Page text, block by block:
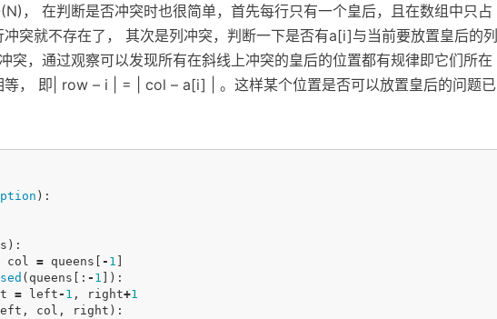
， 在判断是否冲突时也很简单，首先每行只有一个皇后，且在数组中只占
突就不存在了， 其次是列冲突，判断一下是否有a[i]与当前要放置皇后的列
突，通过观察可以发现所有在斜线上冲突的皇后的位置都有规律即它们所在
等， 即| row – i | = | col – a[i] | 。这样某个位置是否可以放置皇后的问题已
):
):
col = queens - 1
( queens [: - 1 ]):
= left - 1 , right+1
, col , right ):